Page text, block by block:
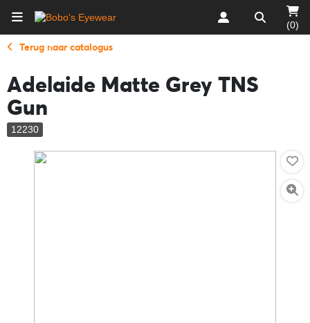
(0)
Terug naar catalogus
Adelaide Matte Grey TNS
Gun
12230